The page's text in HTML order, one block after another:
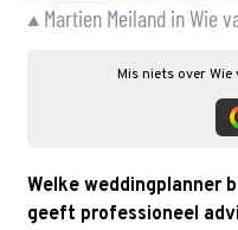
Martien Meiland in Wie
Mis niets over
Welke weddingplanner
geeft professioneel